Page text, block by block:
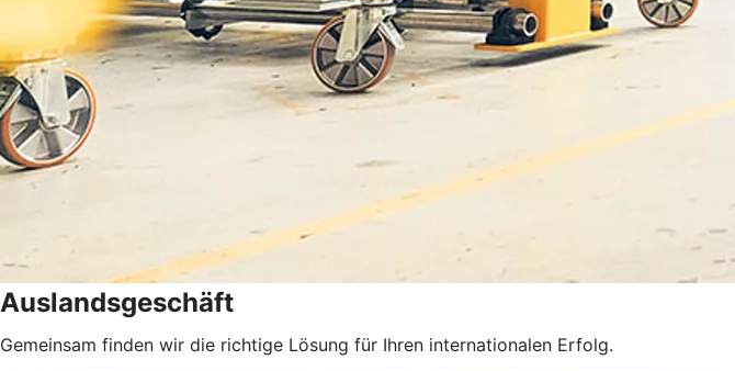
Auslandsgeschäft
Gemeinsam finden wir die richtige Lösung für Ihren internationalen Erfolg.